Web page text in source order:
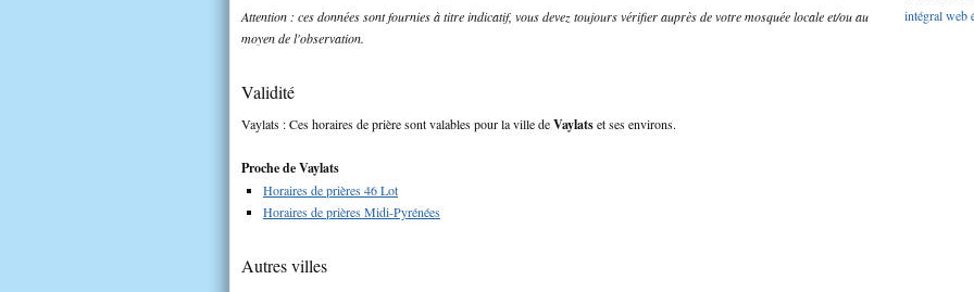
Attention : ces données sont fournies à titre indicatif, vous devez toujours vérifier auprès de votre mosquée locale et/ou au
moyen de l'observation.
Validité
Vaylats : Ces horaires de prière sont valables pour la ville deVaylatset ses environs.
Proche de Vaylats
Horaires de prières 46 Lot
Horaires de prières Midi-Pyrénées
Autres villes
intégralweb